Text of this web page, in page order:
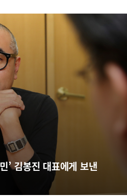
’ 김봉진 대표에게 보낸